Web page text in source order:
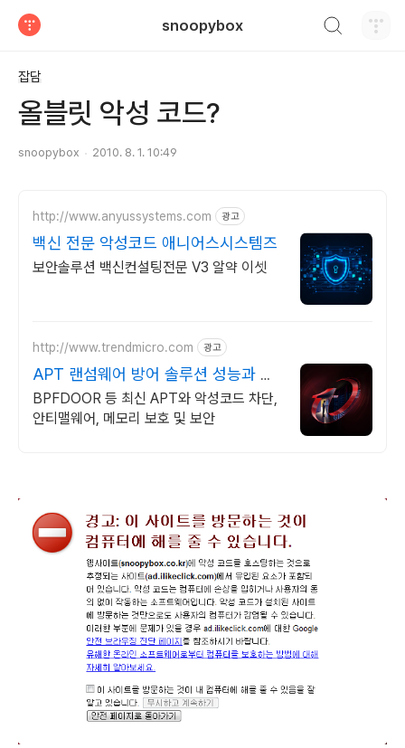
snoopybox
잡담
올블릿 악성 코드?
snoopybox 2010. 8. 1. 10:49
http://www.anyussystems.com 광고
백신 전문 악성코드 애니어스시스템즈
보안솔루션 백신컨설팅전문 V3 알약 이셋
http://www.trendmicro.com 광고
APT 랜섬웨어 방어 솔루션 성능과 안
정성이 검증된 벤더
BPFDOOR 등 최신 APT와 악성코드 차단,
안티맬웨어, 메모리 보호 및 보안